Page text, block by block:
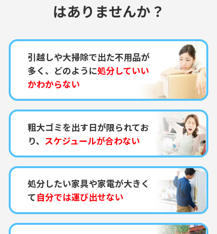
はありませんか？
引越しや大掃除で出た不用品が
多く、どのように処分していい
かわからない
粗大ゴミを出す日が限られてお
り、 スケジュールが合わない
処分したい家具や家電が大きく
て自分では運び出せない